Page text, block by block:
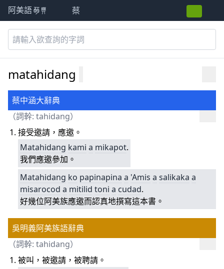
阿美語萌典 蔡
matahidang
蔡中涵大辭典
（詞幹: tahidang）
接受邀請，應邀。
Matahidang kami a mikapot.
我們應邀參加。
Matahidang ko papinapina a 'Amis a salikaka a
misarocod a mitilid toni a cudad.
好幾位阿美族應邀而認真地撰寫這本書。
吳明義阿美族語辭典
（詞幹: tahidang）
被叫，被邀請，被聘請。